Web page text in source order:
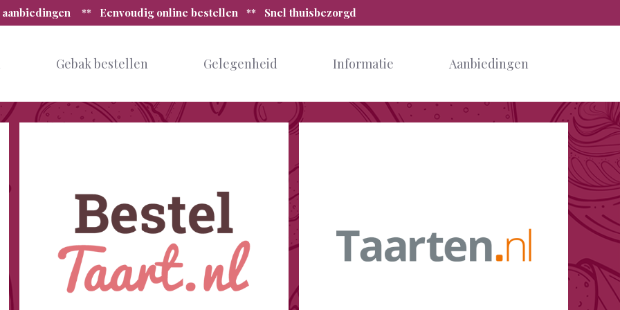
aanbiedingen ** Eenvoudig online bestellen ** Snel thuisbezorgd
Gebak bestellen Gelegenheid Informatie Aanbiedingen